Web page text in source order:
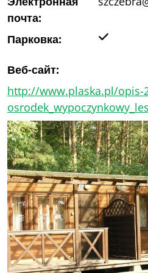
почта:
Парковка:
Веб-сайт:
http://www.plaska.pl/opis-